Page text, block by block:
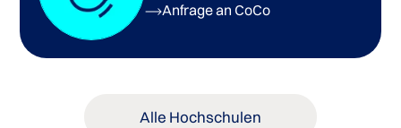
Anfrage an CoCo
Alle Hochschulen